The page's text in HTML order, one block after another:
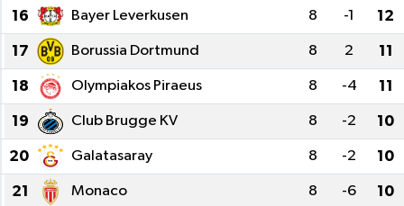
16 Bayer Leverkusen 8 -1 12
17 Borussia Dortmund 8 2 11
18 Olympiakos Piraeus 8 -4 11
19 Club Brugge KV 8 -2 10
20 Galatasaray 8 -2 10
21 Monaco 8 -6 10